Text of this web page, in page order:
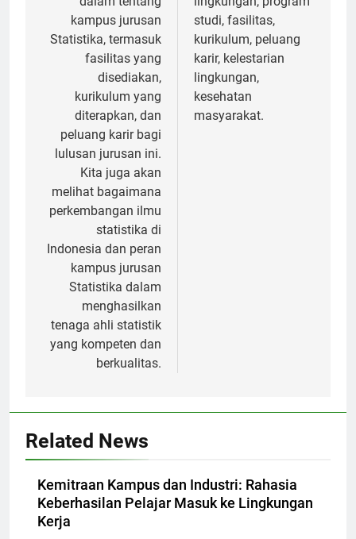
kampus jurusan
Statistika, termasuk
fasilitas yang
disediakan,
kurikulum yang
diterapkan, dan
peluang karir bagi
lulusan jurusan ini.
Kita juga akan
melihat bagaimana
perkembangan ilmu
statistika di
Indonesia dan peran
kampus jurusan
Statistika dalam
menghasilkan
tenaga ahli statistik
yang kompeten dan
berkualitas.
studi, fasilitas,
kurikulum, peluang
karir, kelestarian
lingkungan,
kesehatan
masyarakat.
Related News
Kemitraan Kampus dan Industri: Rahasia
Keberhasilan Pelajar Masuk ke Lingkungan
Kerja